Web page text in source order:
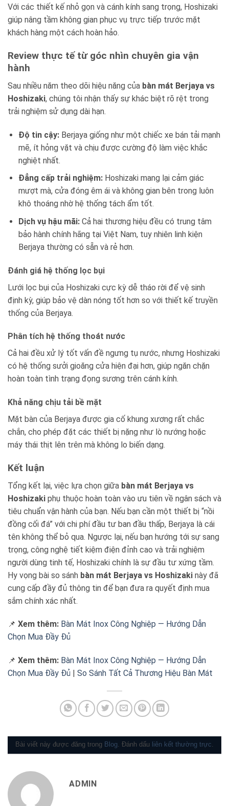
Với các thiết kế nhỏ gọn và cánh kính sang trọng, Hoshizaki
giúp nâng tầm không gian phục vụ trực tiếp trước mặt
khách hàng một cách hoàn hảo.
Review thực tế từ góc nhìn chuyên gia vận
hành
Sau nhiều năm theo dõi hiệu năng của bàn mát Berjaya vs
Hoshizaki, chúng tôi nhận thấy sự khác biệt rõ rệt trong
trải nghiệm sử dụng dài hạn.
Độ tin cậy:Berjaya giống như một chiếc xe bán tải mạnh
mẽ, ít hỏng vặt và chịu được cường độ làm việc khắc
nghiệt nhất.
Đẳng cấp trải nghiệm:Hoshizaki mang lại cảm giác
mượt mà, cửa đóng êm ái và không gian bên trong luôn
khô thoáng nhờ hệ thống tách ẩm tốt.
Dịch vụ hậu mãi:Cả hai thương hiệu đều có trung tâm
bảo hành chính hãng tại Việt Nam, tuy nhiên linh kiện
Berjaya thường có sẵn và rẻ hơn.
Đánh giá hệ thống lọc bụi
Lưới lọc bụi của Hoshizaki cực kỳ dễ tháo rời để vệ sinh
định kỳ, giúp bảo vệ dàn nóng tốt hơn so với thiết kế truyền
thống của Berjaya.
Phân tích hệ thống thoát nước
Cả hai đều xử lý tốt vấn đề ngưng tụ nước, nhưng Hoshizaki
có hệ thống sưởi gioăng cửa hiện đại hơn, giúp ngăn chặn
hoàn toàn tình trạng đọng sương trên cánh kính.
Khả năng chịu tải bề mặt
Mặt bàn của Berjaya được gia cố khung xương rất chắc
chắn, cho phép đặt các thiết bị nặng như lò nướng hoặc
máy thái thịt lên trên mà không lo biến dạng.
Kết luận
Tổng kết lại, việc lựa chọn giữa bàn mát Berjaya vs
Hoshizaki phụ thuộc hoàn toàn vào ưu tiên về ngân sách và
tiêu chuẩn vận hành của bạn. Nếu bạn cần một thiết bị “nồi
đồng cối đá” với chi phí đầu tư ban đầu thấp, Berjaya là cái
tên không thể bỏ qua. Ngược lại, nếu bạn hướng tới sự sang
trọng, công nghệ tiết kiệm điện đỉnh cao và trải nghiệm
người dùng tinh tế, Hoshizaki chính là sự đầu tư xứng tầm.
Hy vọng bài so sánh bàn mát Berjaya vs Hoshizaki này đã
cung cấp đầy đủ thông tin để bạn đưa ra quyết định mua
sắm chính xác nhất.
📌 Xem thêm: Bàn Mát Inox Công Nghiệp — Hướng Dẫn
Chọn Mua Đầy Đủ
📌 Xem thêm: Bàn Mát Inox Công Nghiệp — Hướng Dẫn
Chọn Mua Đầy Đủ | So Sánh Tất Cả Thương Hiệu Bàn Mát
Bài viết này được đăng trong Blog. Đánh dấu liên kết thường trực.
ADMIN